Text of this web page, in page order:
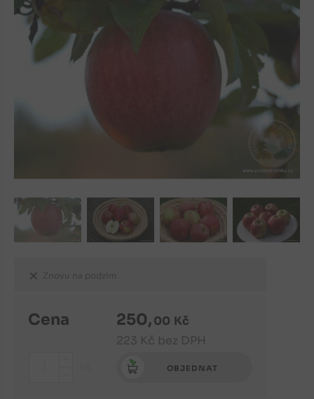
Znovu na podzim
Cena 250,00 Kč
223 Kč bez DPH
OBJEDNAT